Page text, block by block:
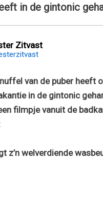
in de gintonic
Zitvast
van de puber heeft
in de gintonic
filmpje vanuit de
z’n welverdiende